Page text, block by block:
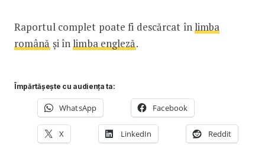
Raportul complet poate fi descărcat în limba
română și în limba engleză.
Împărtășește cu audiența ta:
WhatsApp Facebook
X LinkedIn Reddit